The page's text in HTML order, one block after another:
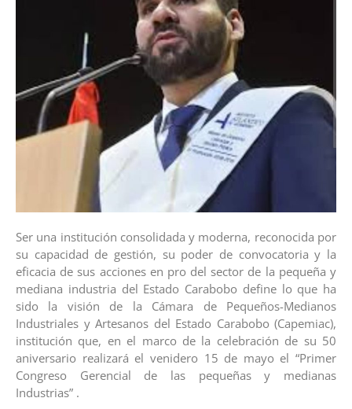
Ser una institución consolidada y moderna, reconocida por
su capacidad de gestión, su poder de convocatoria y la
eficacia de sus acciones en pro del sector de la pequeña y
mediana industria del Estado Carabobo define lo que ha
sido la visión de la Cámara de Pequeños-Medianos
Industriales y Artesanos del Estado Carabobo (Capemiac),
institución que, en el marco de la celebración de su 50
aniversario realizará el venidero 15 de mayo el “Primer
Congreso Gerencial de las pequeñas y medianas
Industrias” .